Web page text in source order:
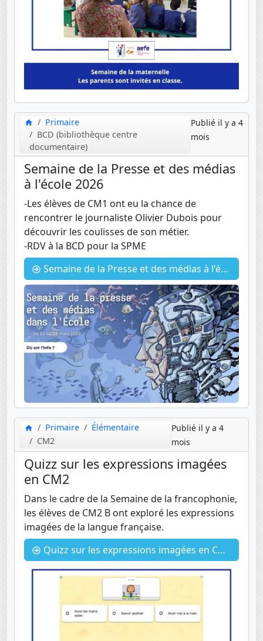
Primaire
BCD (bibliothèque centre
documentaire)
Publié il y a 4
mois
Semaine de la Presse et des médias
à l'école 2026
-Les élèves de CM1 ont eu la chance de
rencontrer le journaliste Olivier Dubois pour
découvrir les coulisses de son métier.
-RDV à la BCD pour la SPME
Semaine de la Presse et des médias à l'école 2026
Primaire
Élémentaire
CM2
Publié il y a 4
mois
Quizz sur les expressions imagées
en CM2
Dans le cadre de la Semaine de la francophonie,
les élèves de CM2 B ont exploré les expressions
imagées de la langue française.
Quizz sur les expressions imagées en CM2